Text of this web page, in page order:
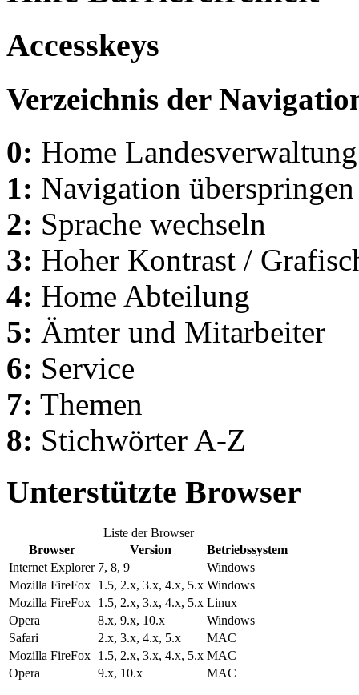
Accesskeys
Verzeichnis der
0: Home Landesverwaltung
1: Navigation überspringen
2: Sprache wechseln
3: Hoher Kontrast /
4: Home Abteilung
5: Ämter und Mitarbeiter
6: Service
7: Themen
8: Stichwörter A-Z
Unterstützte Browser
Liste der Browser
Browser
Version
Betriebssystem
Internet Explorer 7, 8, 9
Windows
Mozilla FireFox 1.5, 2.x, 3.x, 4.x, 5.x Windows
Mozilla FireFox 1.5, 2.x, 3.x, 4.x, 5.x Linux
Opera
8.x, 9.x, 10.x
Windows
Safari
2.x, 3.x, 4.x, 5.x
MAC
Mozilla FireFox 1.5, 2.x, 3.x, 4.x, 5.x MAC
Opera
9.x, 10.x MAC